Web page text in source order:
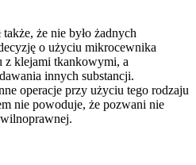
że nie było żadnych
o użyciu mikrocewnika
z klejami tkankowymi, a
innych substancji.
operacje przy użyciu tego rodzaju
nie powoduje, że pozwani nie